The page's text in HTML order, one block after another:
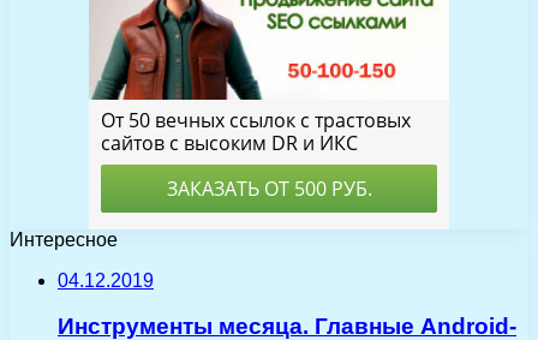
Интересное
04.12.2019
Инструменты месяца. Главные Android-